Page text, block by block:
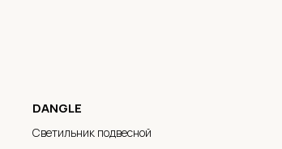
DANGLE
Светильник подвесной